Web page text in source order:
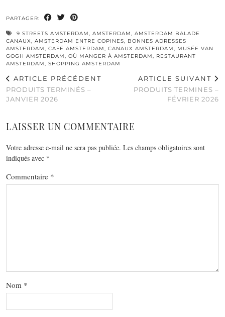
PARTAGER:
9 STREETS AMSTERDAM AMSTERDAM
AMSTERDAM BALADE
CANAUX
AMSTERDAM ENTRE COPINES
BONNES ADRESSES
AMSTERDAM
CAFÉ AMSTERDAM CANAUX AMSTERDAM
MUSÉE VAN
GOGH AMSTERDAM
OÙ MANGER À AMSTERDAM
RESTAURANT
AMSTERDAM
SHOPPING AMSTERDAM
ARTICLE PRÉCÉDENT
PRODUITS TERMINÉS –
JANVIER 2026
ARTICLE SUIVANT
PRODUITS TERMINES –
FÉVRIER 2026
LAISSER UN COMMENTAIRE
Votre adresse e-mail ne sera pas publiée. Les champs obligatoires sont
indiqués avec *
Commentaire *
Nom *